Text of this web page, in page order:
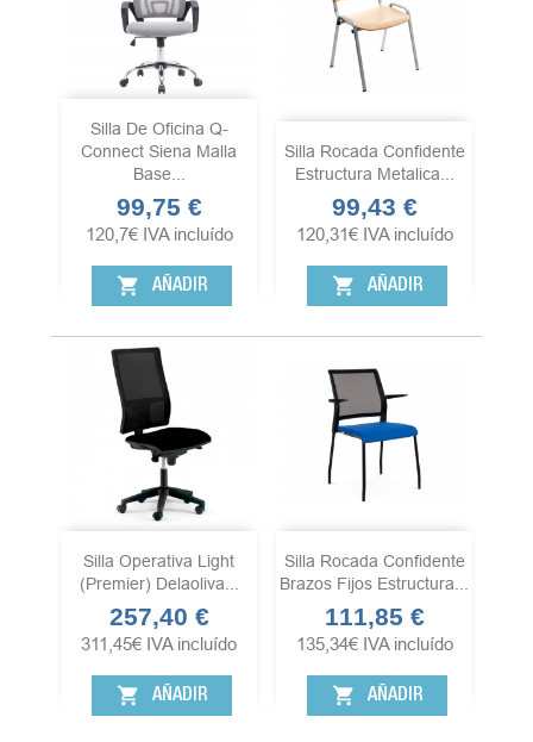
Silla De Oficina Q-
Connect Siena Malla
Base...
Precio
99,75 €
120,7€ IVA incluído
shopping_cart AÑADIR
Silla Rocada Confidente
Estructura Metalica...
Precio
99,43 €
120,31€ IVA incluído
shopping_cart AÑADIR
Silla Operativa Light
(premier) Delaoliva...
Precio
257,40 €
311,45€ IVA incluído
shopping_cart AÑADIR
Silla Rocada Confidente
Brazos Fijos Estructura...
Precio
111,85 €
135,34€ IVA incluído
shopping_cart AÑADIR